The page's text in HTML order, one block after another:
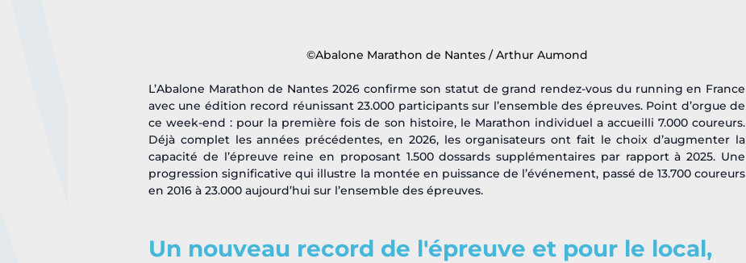
©Abalone Marathon de Nantes / Arthur Aumond
L’Abalone Marathon de Nantes 2026 confirme son statut de grand rendez-vous du running en France
avec une édition record réunissant 23.000 participants sur l’ensemble des épreuves. Point d’orgue de
ce week-end : pour la première fois de son histoire, le Marathon individuel a accueilli 7.000 coureurs.
Déjà complet les années précédentes, en 2026, les organisateurs ont fait le choix d’augmenter la
capacité de l’épreuve reine en proposant 1.500 dossards supplémentaires par rapport à 2025. Une
progression significative qui illustre la montée en puissance de l’événement, passé de 13.700 coureurs
en 2016 à 23.000 aujourd’hui sur l’ensemble des épreuves.
Un nouveau record de l'épreuve et pour le local,